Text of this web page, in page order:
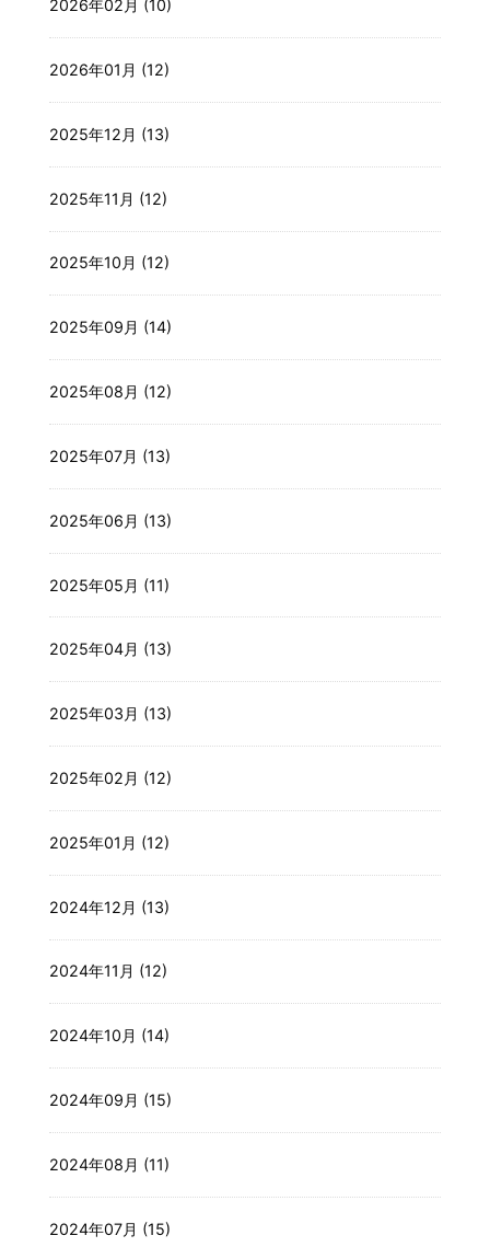
2026年02月 (10)
2026年01月 (12)
2025年12月 (13)
2025年11月 (12)
2025年10月 (12)
2025年09月 (14)
2025年08月 (12)
2025年07月 (13)
2025年06月 (13)
2025年05月 (11)
2025年04月 (13)
2025年03月 (13)
2025年02月 (12)
2025年01月 (12)
2024年12月 (13)
2024年11月 (12)
2024年10月 (14)
2024年09月 (15)
2024年08月 (11)
2024年07月 (15)